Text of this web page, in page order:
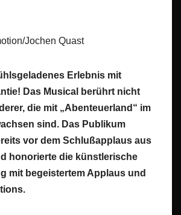
Jochen Quast
Erlebnis mit
Das Musical berührt nicht
die mit „Abenteuerland“ im
sind. Das Publikum
vor dem Schlußapplaus aus
honorierte die künstlerische
mit begeistertem Applaus und